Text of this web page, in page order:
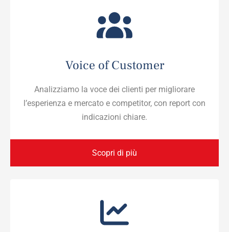
Voice of Customer
Analizziamo la voce dei clienti per migliorare
l’esperienza e mercato e competitor, con report con
indicazioni chiare.
Scopri di più